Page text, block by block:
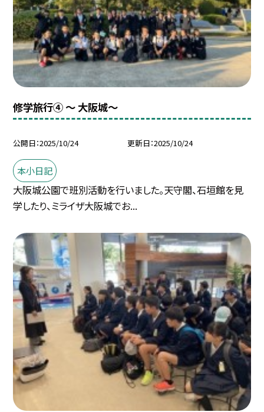
修学旅行④ ～ 大阪城～
公開日 2025/10/24 更新日 2025/10/24
本小日記
大阪城公園で班別活動を行いました。天守閣、石垣館を見
学したり、ミライザ大阪城でお...